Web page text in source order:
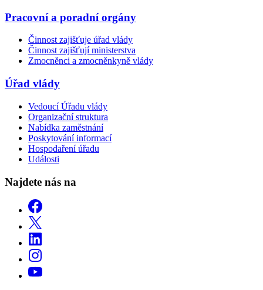
Pracovní a poradní orgány
Činnost zajišťuje úřad vlády
Činnost zajišťují ministerstva
Zmocněnci a zmocněnkyně vlády
Úřad vlády
Vedoucí Úřadu vlády
Organizační struktura
Nabídka zaměstnání
Poskytování informací
Hospodaření úřadu
Události
Najdete nás na